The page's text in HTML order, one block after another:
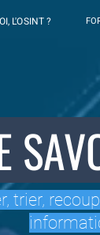
L'OSINT ?
trier,